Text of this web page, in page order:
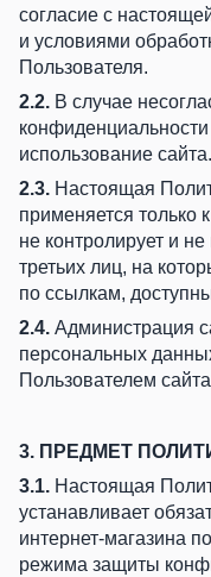
согласие с
и условиями
Пользователя.
2.2. В случае
использование сайта.
2.3. Настоящая
применяется только
не контролирует и
третьих лиц, на
по ссылкам,
2.4. Администрация
персональных
Пользователем
3. ПРЕДМЕТ
3.1. Настоящая
устанавливает
интернет-магазина
режима защиты